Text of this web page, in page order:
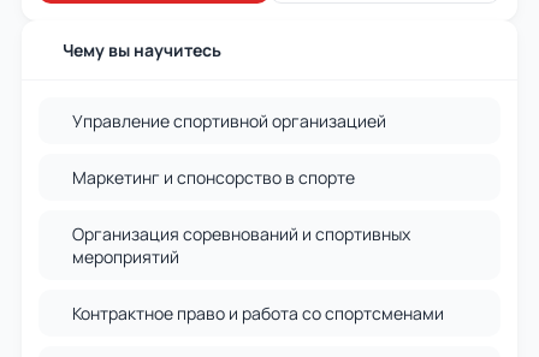
Чему вы научитесь
Управление спортивной организацией
Маркетинг и спонсорство в спорте
Организация соревнований и спортивных
мероприятий
Контрактное право и работа со спортсменами